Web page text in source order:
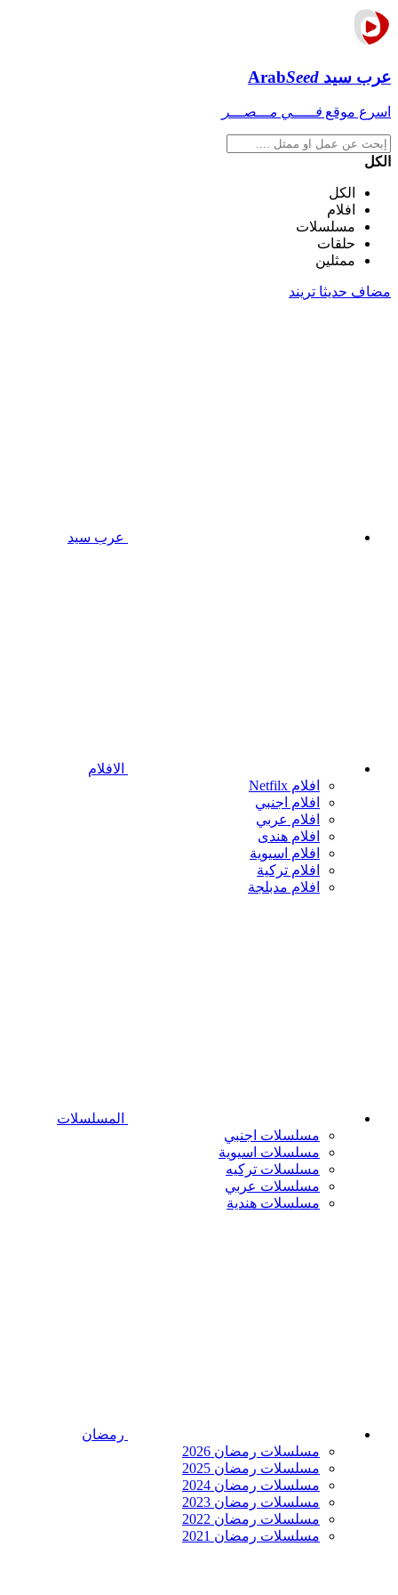
عرب سيد ArabSeed
اسرع موقع فـــــي مـــصـــر
الكل
الكل
افلام
مسلسلات
حلقات
ممثلين
مضاف حديثا تريند
عرب سيد
الافلام
افلام Netfilx
افلام اجنبي
افلام عربي
افلام هندى
افلام اسيوية
افلام تركية
افلام مدبلجة
المسلسلات
مسلسلات اجنبي
مسلسلات اسيوية
مسلسلات تركيه
مسلسلات عربي
مسلسلات هندية
رمضان
مسلسلات رمضان 2026
مسلسلات رمضان 2025
مسلسلات رمضان 2024
مسلسلات رمضان 2023
مسلسلات رمضان 2022
مسلسلات رمضان 2021